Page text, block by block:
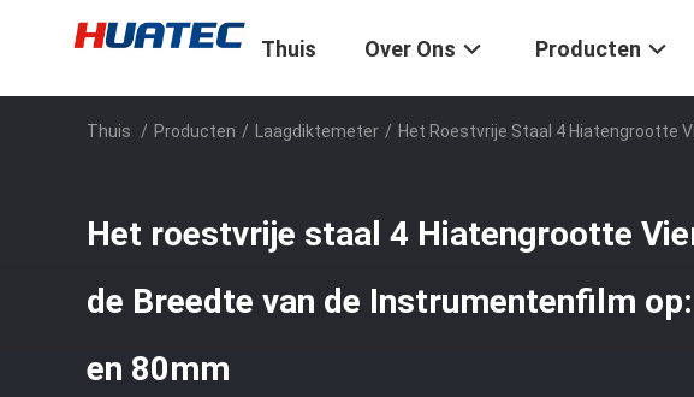
Thuis Over Ons Producten
Thuis / Producten / Laagdiktemeter / Het Roestvrije Staal 4 Hiatengrootte
Het roestvrije staal 4 Hiatengrootte
de Breedte van de Instrumentenfilm
en 80mm